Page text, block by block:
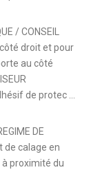
/ CONSEIL
droit et pour
au côté
de protec ...
DE
de calage en
proximité du